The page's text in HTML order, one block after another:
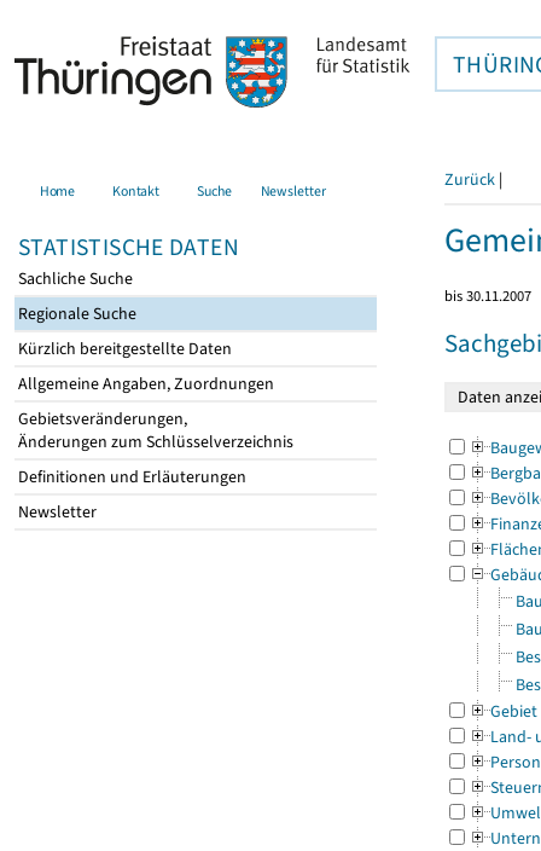
Home Kontakt Suche Newsletter
STATISTISCHE DATEN
Sachliche Suche
Regionale Suche
Kürzlich bereitgestellte Daten
Allgemeine Angaben, Zuordnungen
Gebietsveränderungen,
Änderungen zum Schlüsselverzeichnis
Definitionen und Erläuterungen
Newsletter
Zurück |
bis 30.11.2007
Gebiet
Land-